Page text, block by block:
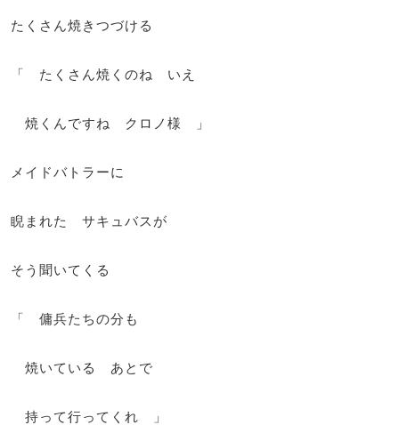
たくさん焼きつづける
「 たくさん焼くのね いえ
焼くんですね クロノ様 」
メイドバトラーに
睨まれた サキュバスが
そう聞いてくる
「 傭兵たちの分も
焼いている あとで
持って行ってくれ 」